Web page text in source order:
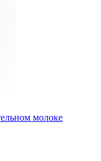
молоке